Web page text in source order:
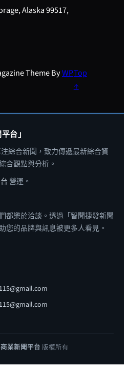
Alaska 99517,
Theme ByWPTop
↑
台」
注綜合新聞，致力傳遞最新綜合資
合觀點與分析。
營運。
都樂於洽談。透過「智聞捷發新聞
您的品牌與訊息被更多人看見。
業新聞平台 版權所有